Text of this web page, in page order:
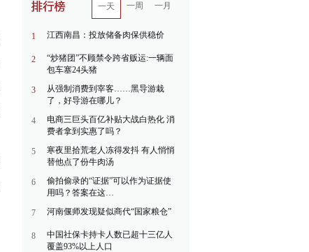
一天 一周 一月
1 江西南昌：投放储备肉保供稳价
2
“炒猪团”不顾禁令跨省贩运:一辆面
包车塞24头猪
3
从强制消费到宰客……黑导游栽
了，好导游在哪儿？
4
电商三巨头百亿补贴大战白热化 消
费者拿到实惠了吗？
5
寒夜里拾荒老人冻得发抖 有人悄悄
替他点了份牛肉汤
6
偷拍偷录的“证据”可以作为证据使
用吗？答案在这…
7 河南偃师发现疑似商代“国家粮仓”
8
中国社保卡持卡人数已超十三亿人
覆盖93%以上人口